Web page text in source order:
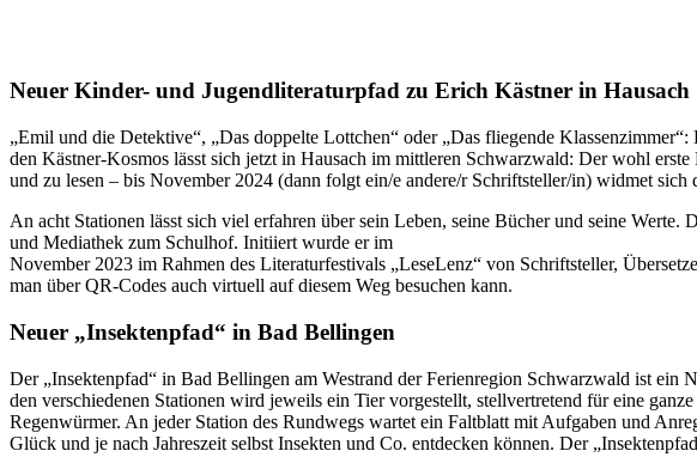
Neuer Kinder- und Jugendliteraturpfad zu Erich Kästner in Hausach
„Emil und die Detektive“, „Das doppelte Lottchen“ oder „Das fliegende
den Kästner-Kosmos lässt sich jetzt in Hausach im mittleren Schwarzwald: Der wohl
und zu lesen – bis November 2024 (dann folgt ein/e andere/r Schriftsteller/in) widmet sich
An acht Stationen lässt sich viel erfahren über sein Leben, seine Bücher und seine
und Mediathek zum Schulhof. Initiiert wurde er im
November 2023 im Rahmen des Literaturfestivals „LeseLenz“ von Schriftsteller,
man über QR-Codes auch virtuell auf diesem Weg besuchen kann.
Neuer „Insektenpfad“ in Bad Bellingen
Der „Insektenpfad“ in Bad Bellingen am Westrand der Ferienregion Schwarzwald ist
den verschiedenen Stationen wird jeweils ein Tier vorgestellt, stellvertretend für eine
Regenwürmer. An jeder Station des Rundwegs wartet ein Faltblatt mit Aufgaben und
Glück und je nach Jahreszeit selbst Insekten und Co. entdecken können. Der